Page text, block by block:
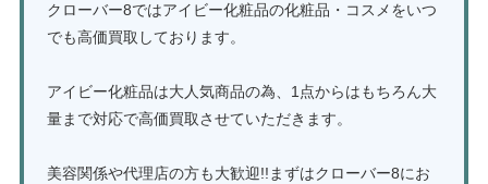
クローバー8ではアイビー化粧品の化粧品・コスメをいつ
でも高価買取しております。
アイビー化粧品は大人気商品の為、1点からはもちろん大
量まで対応で高価買取させていただきます。
美容関係や代理店の方も大歓迎!!まずはクローバー8にお